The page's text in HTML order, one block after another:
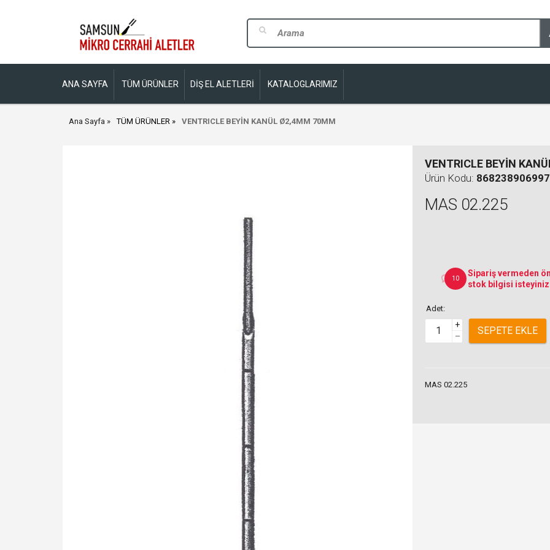
ANA SAYFA TÜM ÜRÜNLER DİŞ EL ALETLERİ KATALOGLARIMIZ
Ana Sayfa TÜM ÜRÜNLER VENTRICLE BEYİN KANÜL Ø2,4MM 70MM
VENTRICLE BEYİN
Ürün Kodu:
MAS 02.225
10
Sipariş vermeden
stok bilgisi
Adet:
+
–
SEPETE EKLE
MAS 02.225